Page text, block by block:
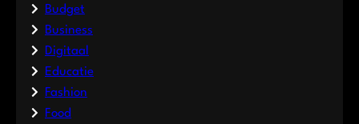
Budget
Business
Digitaal
Educatie
Fashion
Food